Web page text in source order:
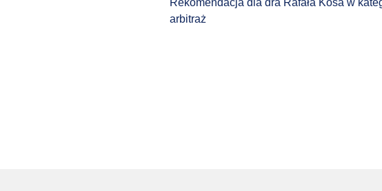
Rekomendacja dla dra Rafała Kosa w
arbitraż